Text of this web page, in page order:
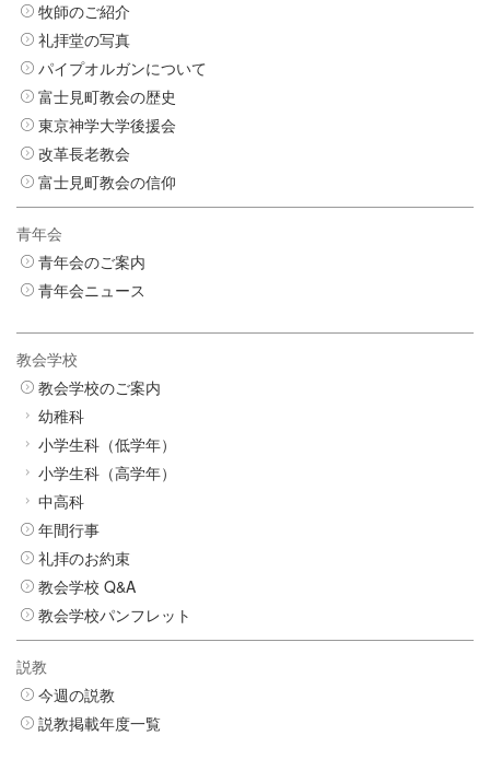
牧師のご紹介
礼拝堂の写真
パイプオルガンについて
富士見町教会の歴史
東京神学大学後援会
改革長老教会
富士見町教会の信仰
青年会
青年会のご案内
青年会ニュース
教会学校
教会学校のご案内
幼稚科
小学生科（低学年）
小学生科（高学年）
中高科
年間行事
礼拝のお約束
教会学校 Q&A
教会学校パンフレット
説教
今週の説教
説教掲載年度一覧